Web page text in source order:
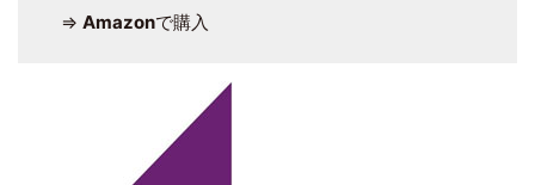
⇒ Amazonで購入